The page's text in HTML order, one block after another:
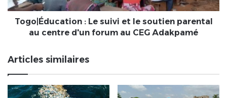
parental
au
CEG
Adakpamé
Togo|Éducation : Le suivi et le soutien parental
au centre d'un forum au CEG Adakpamé
Articles similaires